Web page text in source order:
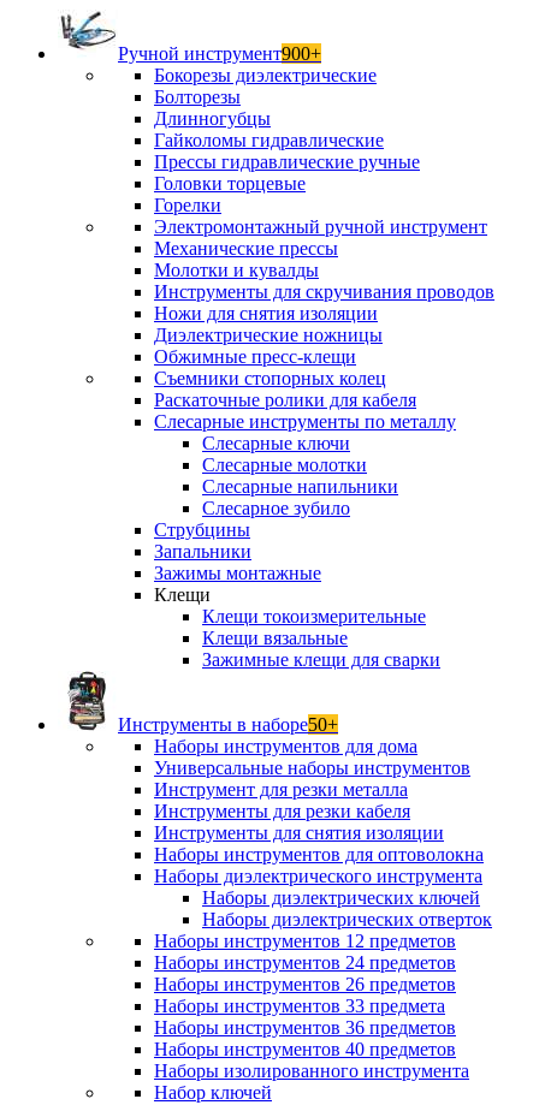
Ручной инструмент900+
Бокорезы диэлектрические
Болторезы
Длинногубцы
Гайколомы гидравлические
Прессы гидравлические ручные
Головки торцевые
Горелки
Электромонтажный ручной инструмент
Механические прессы
Молотки и кувалды
Инструменты для скручивания проводов
Ножи для снятия изоляции
Диэлектрические ножницы
Обжимные пресс-клещи
Съемники стопорных колец
Раскаточные ролики для кабеля
Слесарные инструменты по металлу
Слесарные ключи
Слесарные молотки
Слесарные напильники
Слесарное зубило
Струбцины
Запальники
Зажимы монтажные
Клещи
Клещи токоизмерительные
Клещи вязальные
Зажимные клещи для сварки
Инструменты в наборе50+
Наборы инструментов для дома
Универсальные наборы инструментов
Инструмент для резки металла
Инструменты для резки кабеля
Инструменты для снятия изоляции
Наборы инструментов для оптоволокна
Наборы диэлектрического инструмента
Наборы диэлектрических ключей
Наборы диэлектрических отверток
Наборы инструментов 12 предметов
Наборы инструментов 24 предметов
Наборы инструментов 26 предметов
Наборы инструментов 33 предмета
Наборы инструментов 36 предметов
Наборы инструментов 40 предметов
Наборы изолированного инструмента
Набор ключей